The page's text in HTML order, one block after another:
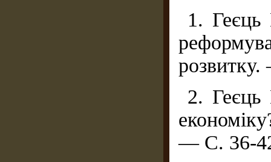
1.
2. Геєць
— С. 36-